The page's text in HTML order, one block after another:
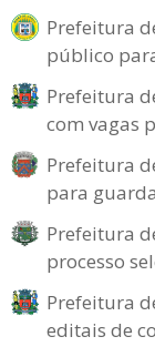
Prefeitura
público
Prefeitura
com vagas
Prefeitura
para
Prefeitura
processo
Prefeitura
editais de